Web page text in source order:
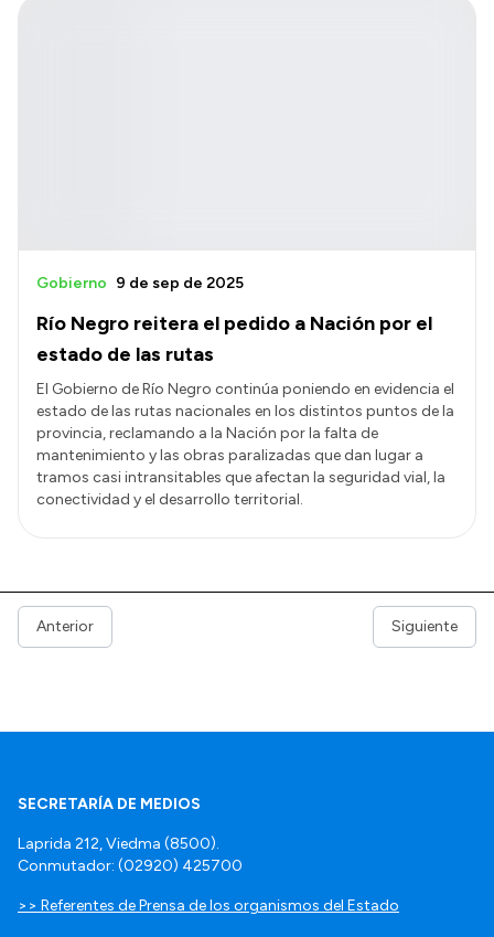
Río Negro reitera el pedido a Nación por el
estado de las rutas
Gobierno 9 de sep de 2025
El Gobierno de Río Negro continúa poniendo en evidencia el
estado de las rutas nacionales en los distintos puntos de la
provincia, reclamando a la Nación por la falta de
mantenimiento y las obras paralizadas que dan lugar a
tramos casi intransitables que afectan la seguridad vial, la
conectividad y el desarrollo territorial.
Anterior Siguiente
SECRETARÍA DE MEDIOS
Laprida 212, Viedma (8500).
Conmutador: (02920) 425700
>> Referentes de Prensa de los organismos del Estado